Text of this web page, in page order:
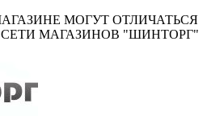
МОГУТ ОТЛИЧАТЬСЯ
МАГАЗИНОВ "ШИНТОРГ"